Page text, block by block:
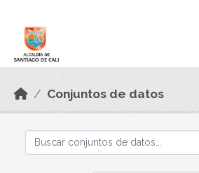
Conjuntos de datos